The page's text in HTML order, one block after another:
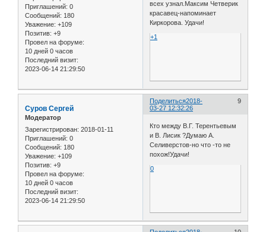
Приглашений: 0
Сообщений: 180
Уважение: +109
Позитив: +9
Провел на форуме:
10 дней 0 часов
Последний визит:
2023-06-14 21:29:50
всех узнал.Максим Четверик
красавец-напоминает
Киркорова. Удачи!
+1
Поделиться 9
2018-
03-27 12:32:26
Cуров Сергей
Модератор
Зарегистрирован: 2018-01-11
Приглашений: 0
Сообщений: 180
Уважение: +109
Позитив: +9
Провел на форуме:
10 дней 0 часов
Последний визит:
2023-06-14 21:29:50
Кто между В.Г. Терентьевым
и В. Лисик ?Думаю А.
Селиверстов-но что -то не
похож!Удачи!
0